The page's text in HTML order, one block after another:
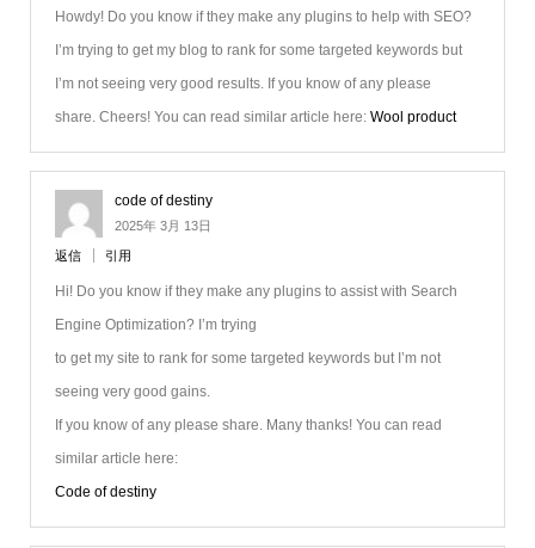
Howdy! Do you know if they make any plugins to help with SEO?
I’m trying to get my blog to rank for some targeted keywords but
I’m not seeing very good results. If you know of any please
share. Cheers! You can read similar article here: Wool product
code of destiny
2025年 3月 13日
返信 引用
Hi! Do you know if they make any plugins to assist with Search
Engine Optimization? I’m trying
to get my site to rank for some targeted keywords but I’m not
seeing very good gains.
If you know of any please share. Many thanks! You can read
similar article here:
Code of destiny